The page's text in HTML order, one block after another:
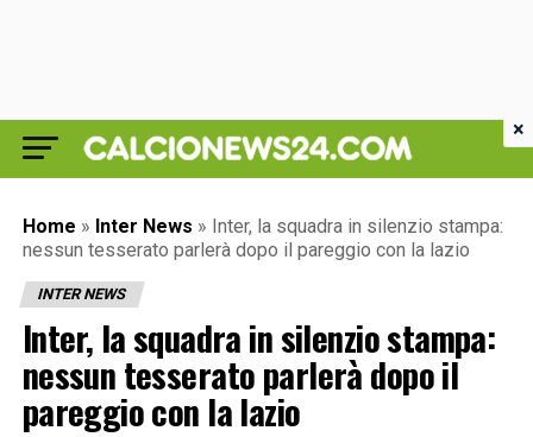
Home » Inter News » Inter, la squadra in silenzio stampa:
nessun tesserato parlerà dopo il pareggio con la lazio
INTER NEWS
Inter, la squadra in silenzio stampa:
nessun tesserato parlerà dopo il
pareggio con la lazio
×